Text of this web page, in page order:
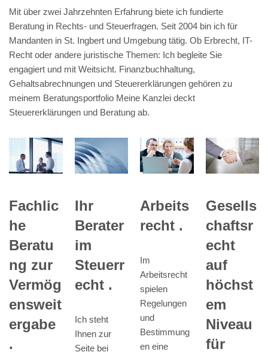
Mit über zwei Jahrzehnten Erfahrung biete ich fundierte
Beratung in Rechts- und Steuerfragen. Seit 2004 bin ich für
Mandanten in St. Ingbert und Umgebung tätig. Ob Erbrecht, IT-
Recht oder andere juristische Themen: Ich begleite Sie
engagiert und mit Weitsicht. Finanzbuchhaltung,
Gehaltsabrechnungen und Steuererklärungen gehören zu
meinem Beratungsportfolio Meine Kanzlei deckt
Steuererklärungen und Beratung ab.
Fachlic
he
Beratu
ng zur
Vermög
ensweit
ergabe
.
Ihr
Berater
im
Steuerr
echt .
Ich steht
Ihnen zur
Seite bei
Arbeits
recht .
Im
Arbeitsrecht
spielen
Regelungen
und
Bestimmung
en eine
Gesells
chaftsr
echt
auf
höchst
em
Niveau
für